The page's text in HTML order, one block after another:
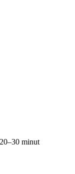
20–30 minut